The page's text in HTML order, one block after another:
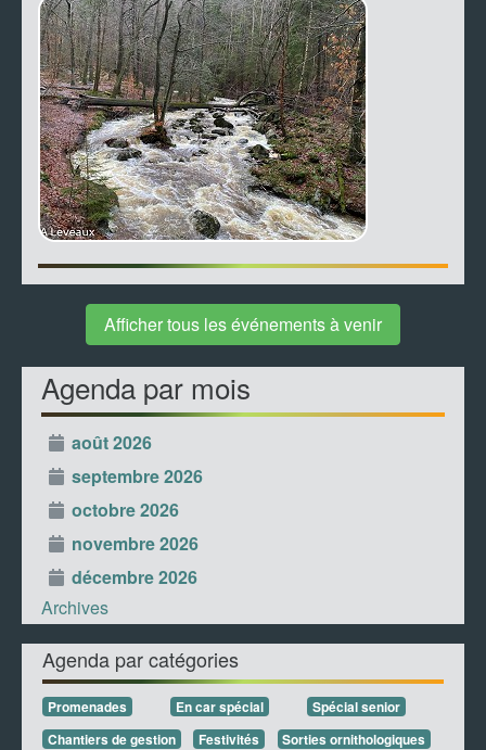
Afficher tous les événements à venir
Agenda par mois
août 2026
septembre 2026
octobre 2026
novembre 2026
décembre 2026
Archives
Agenda par catégories
Promenades En car spécial
Spécial senior
Chantiers de gestion
Festivités
Sorties ornithologiques